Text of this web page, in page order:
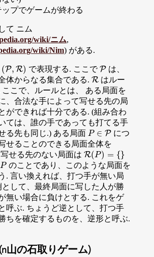
プでゲームが終わる
て ニム
wiki/ニム,
wiki/Nim) がある.
(P, R)
,R) で表現する. ここでP
P は、
体からなる集合である. R
Rはルー
ここで、ルールとは、 ある局面を
、合法な手によって写せる先の局
ができれば十分である. (組み合わ
ては、誰の手であっても打てる手
る先も同じ.) ある局面 P ∈ P
P∈P
につ
せることのできる局面全体を
写せる先のない局面はR(P) = {}
R(P)= {}
P
P のことであり、このような局面を
. 言い換えれば、打つ手が無い局
して、最終局面に写した人が勝
無い場合に負けとする. これをゲ
呼ぶ. ちょうど逆として、打つ手
ちを確定するものを、逆形と呼ぶ.
山の石取りゲーム)